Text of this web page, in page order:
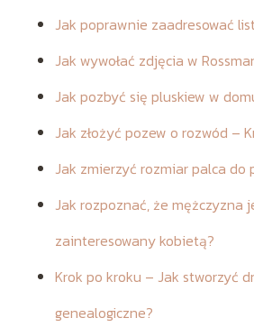
Jak poprawnie zaadresować
Jak wywołać zdjęcia w
Jak pozbyć się pluskiew w
Jak złożyć pozew o rozwód –
Jak zmierzyć rozmiar palca do
Jak rozpoznać, że mężczyzna
zainteresowany kobietą?
Krok po kroku – Jak stworzyć
genealogiczne?